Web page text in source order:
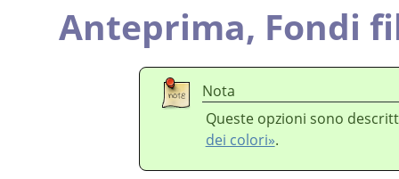
Anteprima, Fondi
Nota
Queste opzioni sono
dei colori».